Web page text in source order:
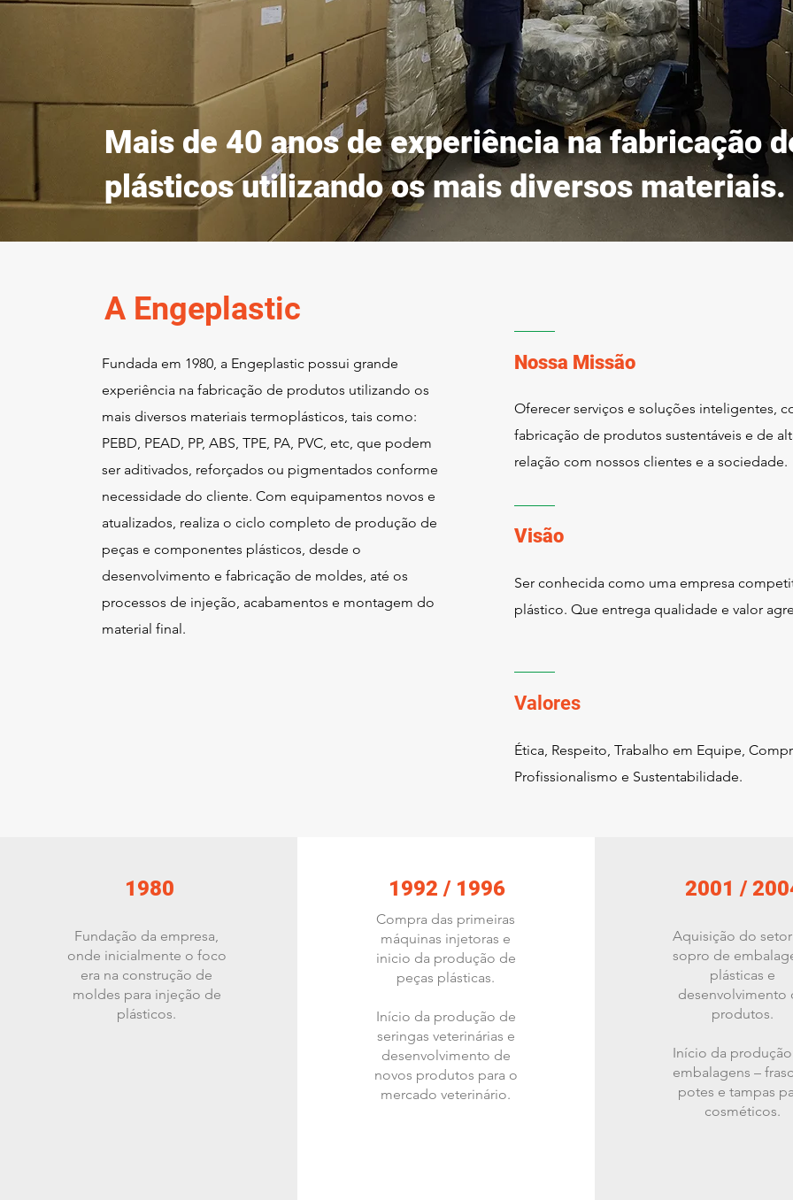
Mais de 40 anos de experiência na fabricação
plásticos utilizando os mais diversos materiais.
A Engeplastic
Fundada em 1980, a Engeplastic possui grande
experiência na fabricação de produtos utilizando os
mais diversos materiais termoplásticos, tais como:
PEBD, PEAD, PP, ABS, TPE, PA, PVC, etc, que podem
ser aditivados, reforçados ou pigmentados conforme
necessidade do cliente. Com equipamentos novos e
atualizados, realiza o ciclo completo de produção de
peças e componentes plásticos, desde o
desenvolvimento e fabricação de moldes, até os
processos de injeção, acabamentos e montagem do
material final.
Nossa Missão
Oferecer serviços e soluções inteligentes,
fabricação de produtos sustentáveis e de
relação com nossos clientes e a sociedade.
Visão
Ser conhecida como uma empresa
plástico. Que entrega qualidade e valor
Valores
Ética, Respeito, Trabalho em Equipe,
Profissionalismo e Sustentabilidade.
1980
Fundação da empresa,
onde inicialmente o foco
era na construção de
moldes para injeção de
plásticos.
1992 / 1996
Compra das primeiras
máquinas injetoras e
inicio da produção de
peças plásticas.
Início da produção de
seringas veterinárias e
desenvolvimento de
novos produtos para o
mercado veterinário.
2001 /
Aquisição do
sopro de
plásticas e
desenvolvimento
produtos.
Início da
embalagens –
potes e tampas
cosméticos.